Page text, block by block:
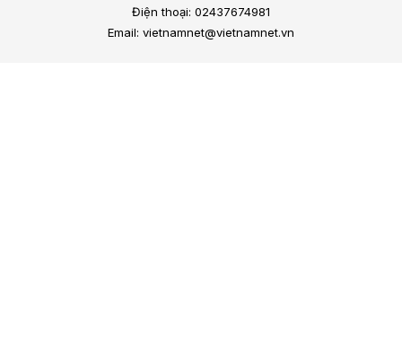
Điện thoại: 02437674981
Email: vietnamnet@vietnamnet.vn